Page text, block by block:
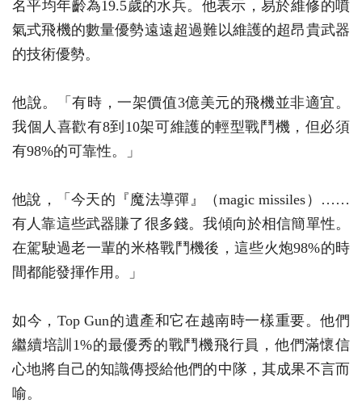
名平均年齡為19.5歲的水兵。他表示，易於維修的噴
氣式飛機的數量優勢遠遠超過難以維護的超昂貴武器
的技術優勢。
他說。「有時，一架價值3億美元的飛機並非適宜。
我個人喜歡有8到10架可維護的輕型戰鬥機，但必須
有98%的可靠性。」
他說，「今天的『魔法導彈』（magic missiles）……
有人靠這些武器賺了很多錢。我傾向於相信簡單性。
在駕駛過老一輩的米格戰鬥機後，這些火炮98%的時
間都能發揮作用。」
如今，Top Gun的遺產和它在越南時一樣重要。他們
繼續培訓1%的最優秀的戰鬥機飛行員，他們滿懷信
心地將自己的知識傳授給他們的中隊，其成果不言而
喻。